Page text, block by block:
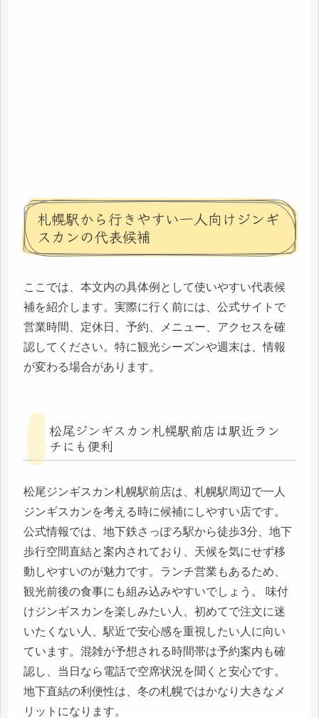
札幌駅から行きやすい一人向けジンギ
スカンの代表候補
ここでは、本文内の具体例として使いやすい代表候
補を紹介します。実際に行く前には、公式サイトで
営業時間、定休日、予約、メニュー、アクセスを確
認してください。特に観光シーズンや週末は、情報
が変わる場合があります。
松尾ジンギスカン札幌駅前店は駅近ラン
チにも便利
松尾ジンギスカン札幌駅前店は、札幌駅周辺で一人
ジンギスカンを考える時に候補にしやすい店です。
公式情報では、地下鉄さっぽろ駅から徒歩3分、地下
歩行空間直結と案内されており、天候を気にせず移
動しやすいのが魅力です。ランチ営業もあるため、
観光前後の食事にも組み込みやすいでしょう。 味付
けジンギスカンを楽しみたい人、初めてで注文に迷
いたくない人、駅近で安心感を重視したい人に向い
ています。混雑が予想される時間帯は予約案内も確
認し、当日なら電話で空席状況を聞くと安心です。
地下直結の利便性は、冬の札幌ではかなり大きなメ
リットになります。